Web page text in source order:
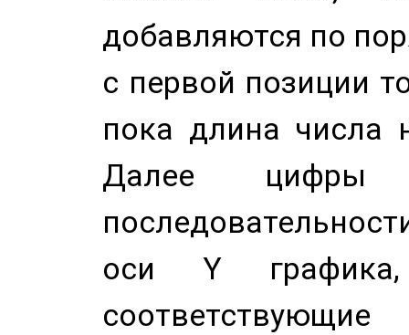
добавляются по
с первой позиции
пока длина числа
Далее цифры
оси Y